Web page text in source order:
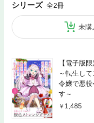
シリーズ 全2冊
未購
【電子版
～転生し
令嬢で悪
す～
1,485